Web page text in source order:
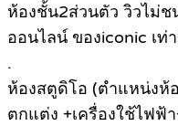
ห้องชั้น2ส่วนตัว วิวไม่ช
ออนไลน์ ของiconic เท่
.
ห้องสตูดิโอ (ตำแหน่งห้
ตกแต่ง +เครื่องใช้ไฟ